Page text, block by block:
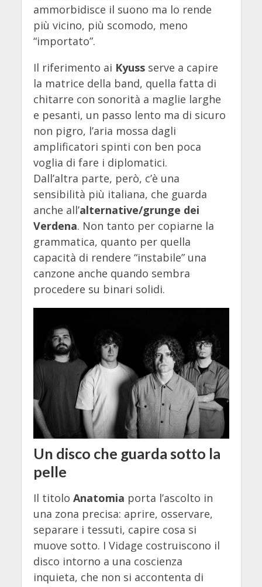
ammorbidisce il suono ma lo rende
più vicino, più scomodo, meno
“importato”.
Il riferimento ai Kyussserve a capire
la matrice della band, quella fatta di
chitarre con sonorità a maglie larghe
e pesanti, un passo lento ma di sicuro
non pigro, l’aria mossa dagli
amplificatori spinti con ben poca
voglia di fare i diplomatici.
Dall’altra parte, però, c’è una
sensibilità più italiana, che guarda
anche all’alternative/grunge dei
Verdena. Non tanto per copiarne la
grammatica, quanto per quella
capacità di rendere “instabile” una
canzone anche quando sembra
procedere su binari solidi.
Un disco che guarda sotto la
pelle
Il titolo Anatomia porta l’ascolto in
una zona precisa: aprire, osservare,
separare i tessuti, capire cosa si
muove sotto. I Vidage costruiscono il
disco intorno a una coscienza
inquieta, che non si accontenta di